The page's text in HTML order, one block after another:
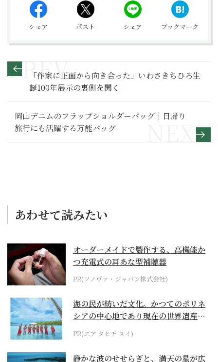
シェア ポスト シェア ブックマーク
「作家に正面から向き合った」いわさきちひろ生
誕100年展示の裏側を聞く
岡山デニムのフラップショルダーバッグ｜日帰り
旅行にも活躍する万能バッグ
あわせて読みたい
オーダーメイドで製作する、高機能か
つ充電式の耳あな型補聴器
PR(ソノヴァ・ジャパン株式会社)
海の民が紡いだ文化。かつてのポリネ
シアの中心地であり現在の世界遺産か
らみえてくる...
PR(エア タヒチ ヌイ)
静かな波のせせらぎと、満天の星が広